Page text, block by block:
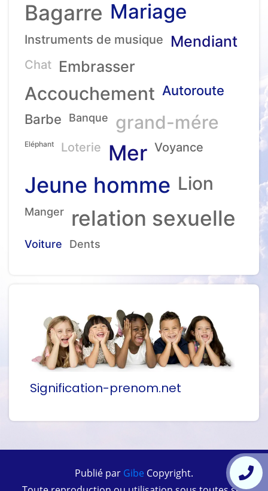
Bagarre Mariage
Instruments de musique Mendiant
Chat Embrasser
Accouchement Autoroute
Barbe
Banque grand-mére
Eléphant Loterie Mer Voyance
Jeune homme Lion
Manger relation sexuelle
Voiture Dents
Signification-prenom.net
Publié par Gibe Copyright.